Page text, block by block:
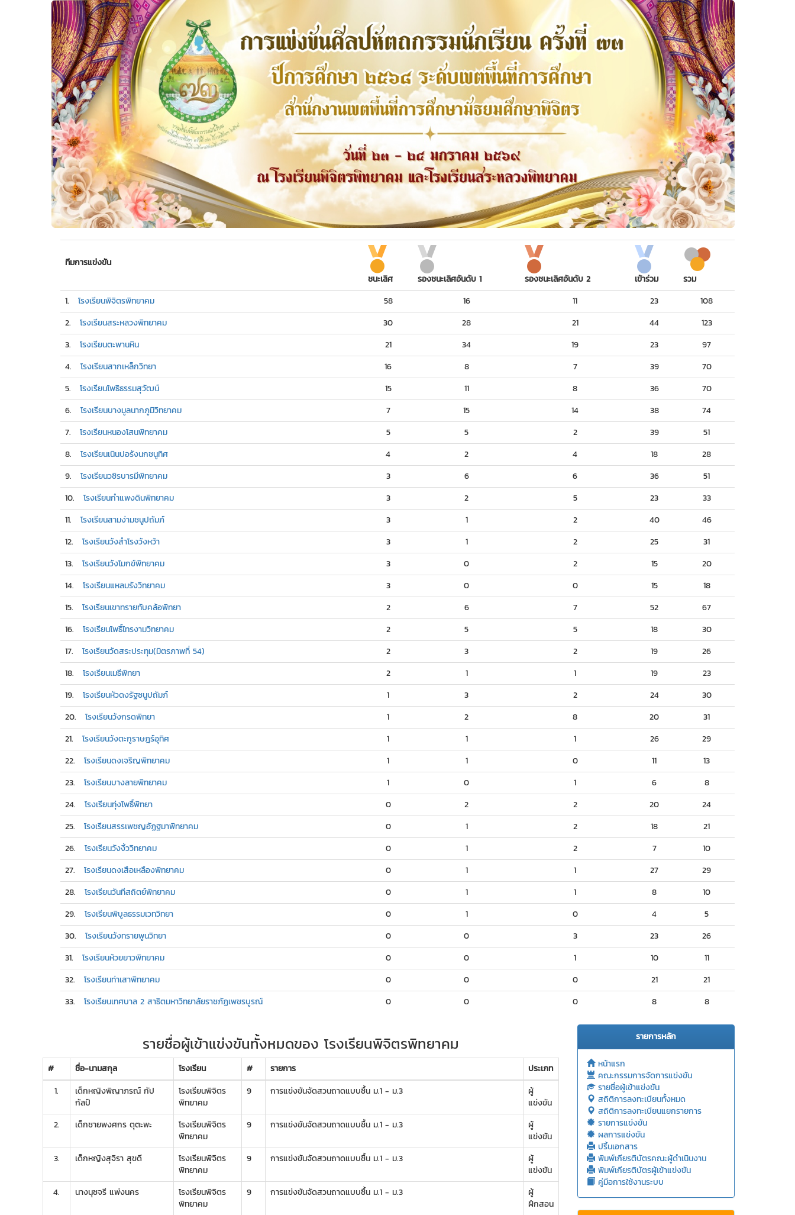
ทีมการแข่งขัน
ชนะเลิศ
รองชนะเลิศอันดับ 1 รองชนะเลิศอันดับ 2 เข้าร่วม
รวม
1. โรงเรียนพิจิตรพิทยาคม 58 16 11 23
108
2. โรงเรียนสระหลวงพิทยาคม 30 28 21 44
123
3. โรงเรียนตะพานหิน 21 34 19 23
97
4. โรงเรียนสากเหล็กวิทยา 16 8 7 39
70
5. โรงเรียนโพธิธรรมสุวัฒน์ 15 11 8 36
70
6. โรงเรียนบางมูลนากภูมิวิทยาคม 7 15 14 38
74
7. โรงเรียนหนองโสนพิทยาคม 5 5 2 39
51
8. โรงเรียนเนินปอรังนกชนูทิศ 4 2 4 18
28
9. โรงเรียนวชิรบารมีพิทยาคม 3 6 6 36
51
10. โรงเรียนกำแพงดินพิทยาคม 3 2 5 23
33
11. โรงเรียนสามง่ามชนูปถัมภ์ 3 1 2 40
46
12. โรงเรียนวังสำโรงวังหว้า 3 1 2 25
31
13. โรงเรียนวังโมกข์พิทยาคม 3 0 2 15
20
14. โรงเรียนแหลมรังวิทยาคม 3 0 0 15
18
15. โรงเรียนเขาทรายทับคล้อพิทยา 2 6 7 52
67
16. โรงเรียนโพธิ์ไทรงามวิทยาคม 2 5 5 18
30
17. โรงเรียนวัดสระประทุม(มิตรภาพที่ 54) 2 3 2 19
26
18. โรงเรียนเมธีพิทยา 2 1 1 19
23
19. โรงเรียนหัวดงรัฐชนูปถัมภ์ 1 3 2 24
30
20. โรงเรียนวังกรดพิทยา 1 2 8 20
31
21. โรงเรียนวังตะกูราษฎร์อุทิศ 1 1 1 26
29
22. โรงเรียนดงเจริญพิทยาคม 1 1 0 11
13
23. โรงเรียนบางลายพิทยาคม 1 0 1 6
8
24. โรงเรียนทุ่งโพธิ์พิทยา 0 2 2 20
24
25. โรงเรียนสรรเพชญอัฏฐมาพิทยาคม 0 1 2 18
21
26. โรงเรียนวังงิ้ววิทยาคม 0 1 2 7
10
27. โรงเรียนดงเสือเหลืองพิทยาคม 0 1 1 27
29
28. โรงเรียนวันทีสถิตย์พิทยาคม 0 1 1 8
10
29. โรงเรียนพิบูลธรรมเวทวิทยา 0 1 0 4
5
30. โรงเรียนวังทรายพูนวิทยา 0 0 3 23
26
31. โรงเรียนห้วยยาวพิทยาคม 0 0 1 10
11
32. โรงเรียนท่าเสาพิทยาคม 0 0 0 21
21
33. โรงเรียนเทศบาล 2 สาธิตมหาวิทยาลัยราชภัฏเพชรบูรณ์ 0 0 0 8 8
รายชื่อผู้เข้าแข่งขันทั้งหมดของ โรงเรียนพิจิตรพิทยาคม
# ชื่อ-นามสกุล โรงเรียน # รายการ
ประเภท
1.
เด็กหญิงพิญาภรณ์ กัป
กัลป์
โรงเรียนพิจิตร
พิทยาคม
9 การแข่งขันจัดสวนถาดแบบชื้น ม.1 - ม.3
ผู้
แข่งขัน
2.
เด็กชายพงศกร ตุตะพะ
โรงเรียนพิจิตร
พิทยาคม
9 การแข่งขันจัดสวนถาดแบบชื้น ม.1 - ม.3
ผู้
แข่งขัน
3.
เด็กหญิงสุจิรา สุขดี
โรงเรียนพิจิตร
พิทยาคม
9 การแข่งขันจัดสวนถาดแบบชื้น ม.1 - ม.3
ผู้
แข่งขัน
4.
นางนุชจรี แพ่งนคร
โรงเรียนพิจิตร
พิทยาคม
9 การแข่งขันจัดสวนถาดแบบชื้น ม.1 - ม.3
ผู้
ฝึกสอน
รายการหลัก
หน้าแรก
คณะกรรมการจัดการแข่งขัน
รายชื่อผู้เข้าแข่งขัน
สถิติการลงทะเบียนทั้งหมด
สถิติการลงทะเบียนแยกรายการ
รายการแข่งขัน
ผลการแข่งขัน
ปริ้นเอกสาร
พิมพ์เกียรติบัตรคณะผู้ดำเนินงาน
พิมพ์เกียรติบัตรผู้เข้าแข่งขัน
คู่มือการใช้งานระบบ